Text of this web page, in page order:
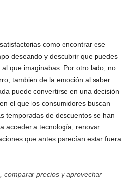
como encontrar ese
deseando y descubrir que puedes
que imaginabas. Por otro lado, no
también de la emoción al saber
puede convertirse en una decisión
el que los consumidores buscan
temporadas de descuentos se han
acceder a tecnología, renovar
que antes parecían estar fuera
comparar precios y aprovechar